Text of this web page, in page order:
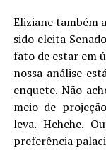
Eliziane também
sido eleita
fato de estar em
nossa análise
enquete. Não
meio de
leva. Hehehe.
preferência